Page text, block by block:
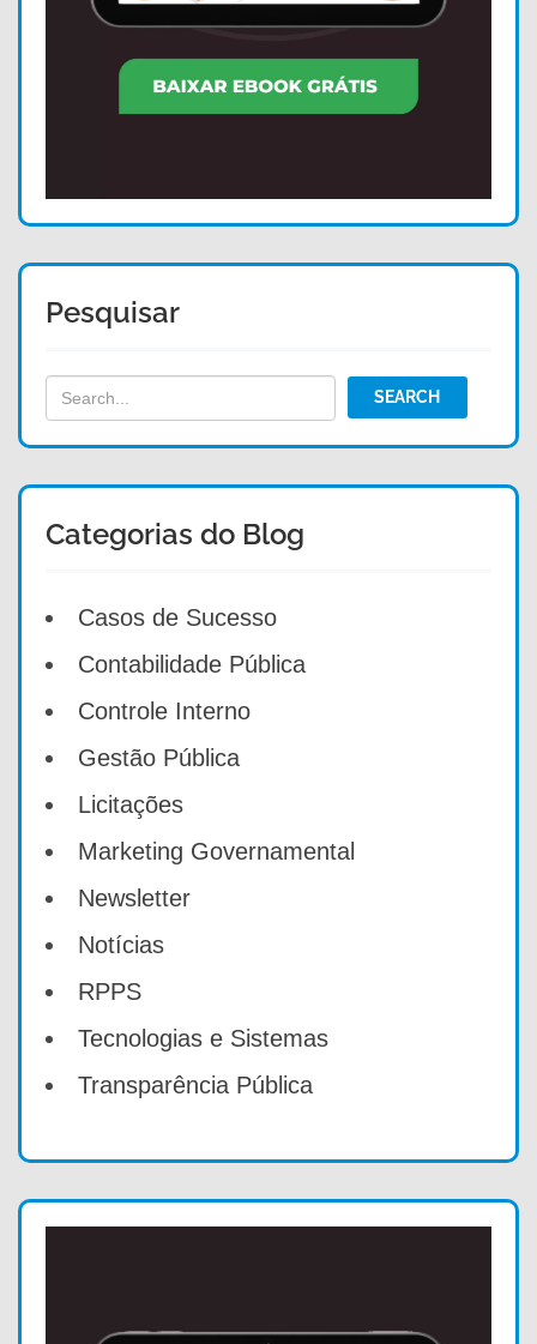
Pesquisar
Categorias do Blog
Casos de Sucesso
Contabilidade Pública
Controle Interno
Gestão Pública
Licitações
Marketing Governamental
Newsletter
Notícias
RPPS
Tecnologias e Sistemas
Transparência Pública